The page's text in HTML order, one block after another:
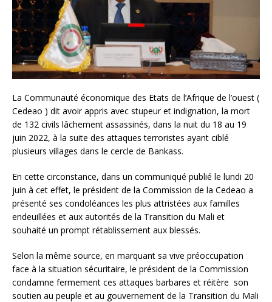
La Communauté économique des Etats de l’Afrique de l’ouest (
Cedeao ) dit avoir appris avec stupeur et indignation, la mort
de 132 civils lâchement assassinés, dans la nuit du 18 au 19
juin 2022, à la suite des attaques terroristes ayant ciblé
plusieurs villages dans le cercle de Bankass.
En cette circonstance, dans un communiqué publié le lundi 20
juin à cet effet, le président de la Commission de la Cedeao a
présenté ses condoléances les plus attristées aux familles
endeuillées et aux autorités de la Transition du Mali et
souhaité un prompt rétablissement aux blessés.
Selon la même source, en marquant sa vive préoccupation
face à la situation sécuritaire, le président de la Commission
condamne fermement ces attaques barbares et réitère son
soutien au peuple et au gouvernement de la Transition du Mali